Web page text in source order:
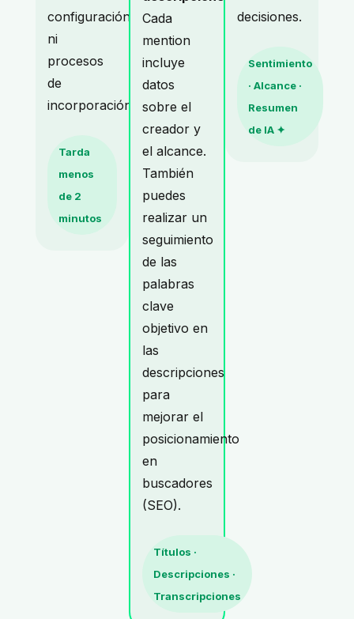
configuración
ni
procesos
de
incorporación.
Tarda
menos
de 2
minutos
Cada
mention
incluye
datos
sobre el
creador y
el alcance.
También
puedes
realizar un
seguimiento
de las
palabras
clave
objetivo en
las
descripciones
para
mejorar el
posicionamiento
en
buscadores
(SEO).
Títulos ·
Descripciones ·
Transcripciones
decisiones.
Sentimiento
· Alcance ·
Resumen
de IA ✦